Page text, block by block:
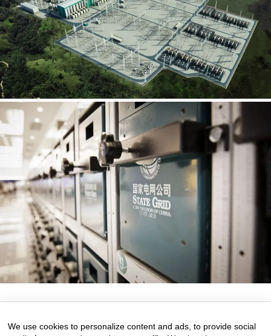
We use cookies to personalize content and ads, to provide social